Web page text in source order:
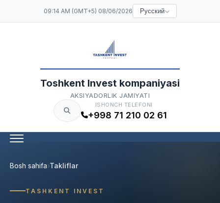
09:14 AM (GMT+5) 08/06/2026 Русский
Toshkent Invest kompaniyasi
AKSIYADORLIK JAMIYATI
ISHONCH TELEFONI
+998 71 210 02 61
Bosh sahifa Takliflar
TASHKENT INVEST